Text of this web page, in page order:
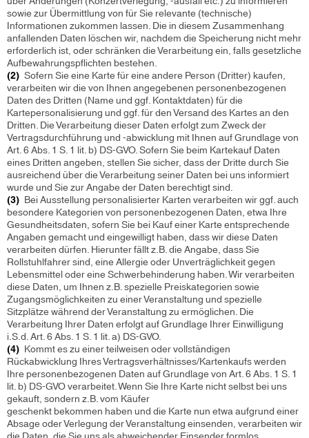
sowie zur Übermittlung von für Sie relevante (technische)
Informationen zukommen lassen. Die in diesem Zusammenhang
anfallenden Daten löschen wir, nachdem die Speicherung nicht mehr
erforderlich ist, oder schränken die Verarbeitung ein, falls gesetzliche
Aufbewahrungspflichten bestehen.
(2) Sofern Sie eine Karte für eine andere Person (Dritter) kaufen,
verarbeiten wir die von Ihnen angegebenen personenbezogenen
Daten des Dritten (Name und ggf. Kontaktdaten) für die
Kartepersonalisierung und ggf. für den Versand des Kartes an den
Dritten. Die Verarbeitung dieser Daten erfolgt zum Zweck der
Vertragsdurchführung und -abwicklung mit Ihnen auf Grundlage von
Art. 6 Abs. 1 S. 1 lit. b) DS-GVO. Sofern Sie beim Kartekauf Daten
eines Dritten angeben, stellen Sie sicher, dass der Dritte durch Sie
ausreichend über die Verarbeitung seiner Daten bei uns informiert
wurde und Sie zur Angabe der Daten berechtigt sind.
(3) Bei Ausstellung personalisierter Karten verarbeiten wir ggf. auch
besondere Kategorien von personenbezogenen Daten, etwa Ihre
Gesundheitsdaten, sofern Sie bei Kauf einer Karte entsprechende
Angaben gemacht und eingewilligt haben, dass wir diese Daten
verarbeiten dürfen. Hierunter fällt z.B. die Angabe, dass Sie
Rollstuhlfahrer sind, eine Allergie oder Unverträglichkeit gegen
Lebensmittel oder eine Schwerbehinderung haben. Wir verarbeiten
diese Daten, um Ihnen z.B. spezielle Preiskategorien sowie
Zugangsmöglichkeiten zu einer Veranstaltung und spezielle
Sitzplätze während der Veranstaltung zu ermöglichen. Die
Verarbeitung Ihrer Daten erfolgt auf Grundlage Ihrer Einwilligung
i.S.d. Art. 6 Abs. 1 S. 1 lit. a) DS-GVO.
(4) Kommt es zu einer teilweisen oder vollständigen
Rückabwicklung Ihres Vertragsverhältnisses/Kartenkaufs werden
Ihre personenbezogenen Daten auf Grundlage von Art. 6 Abs. 1 S. 1
lit. b) DS-GVO verarbeitet. Wenn Sie Ihre Karte nicht selbst bei uns
gekauft, sondern z.B. vom Käufer
geschenkt bekommen haben und die Karte nun etwa aufgrund einer
Absage oder Verlegung der Veranstaltung einsenden, verarbeiten wir